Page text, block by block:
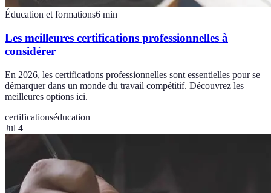
Éducation et formations6 min
Les meilleures certifications professionnelles à
considérer
En 2026, les certifications professionnelles sont essentielles pour se
démarquer dans un monde du travail compétitif. Découvrez les
meilleures options ici.
certificationséducation
Jul 4